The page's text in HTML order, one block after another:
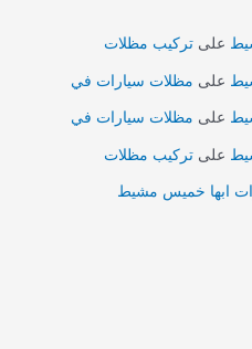
علىتركيب مظلات
على مظلات سيارات في
على مظلات سيارات في
علىتركيب مظلات
ابها خميس مشيط